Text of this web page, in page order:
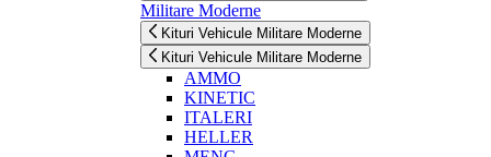
Militare Moderne
Kituri Vehicule Militare Moderne
Kituri Vehicule Militare Moderne
AMMO
KINETIC
ITALERI
HELLER